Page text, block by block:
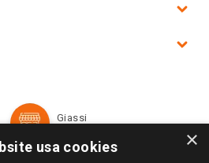
Giassi
×
usa cookies